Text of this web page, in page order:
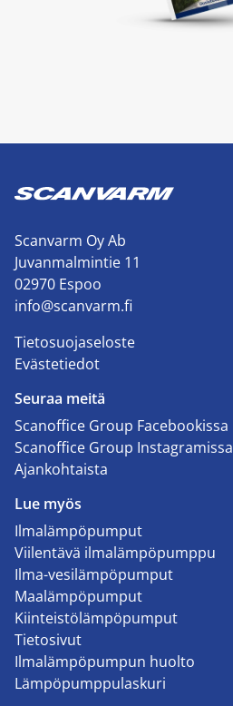
Scanvarm Oy Ab
Juvanmalmintie 11
02970 Espoo
info@scanvarm.fi
Tietosuojaseloste
Evästetiedot
Seuraa meitä
Scanoffice Group Facebookissa
Scanoffice Group Instagramissa
Ajankohtaista
Lue myös
Ilmalämpöpumput
Viilentävä ilmalämpöpumppu
Ilma-vesilämpöpumput
Maalämpöpumput
Kiinteistölämpöpumput
Tietosivut
Ilmalämpöpumpun huolto
Lämpöpumppulaskuri